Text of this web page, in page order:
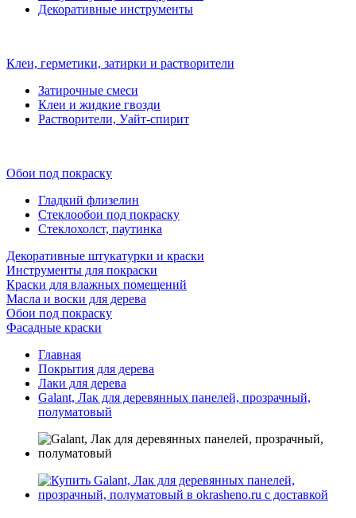
Декоративные инструменты
Клеи, герметики, затирки и растворители
Затирочные смеси
Клеи и жидкие гвозди
Растворители, Уайт-спирит
Обои под покраску
Гладкий флизелин
Стеклообои под покраску
Стеклохолст, паутинка
Декоративные штукатурки и краски
Инструменты для покраски
Краски для влажных помещений
Масла и воски для дерева
Обои под покраску
Фасадные краски
Главная
Покрытия для дерева
Лаки для дерева
Galant, Лак для деревянных панелей, прозрачный,
полуматовый